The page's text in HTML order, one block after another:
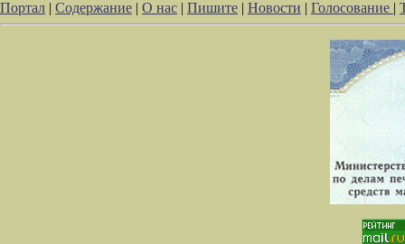
Портал | Содержание | О нас | Пишите | Новости | Голосование |